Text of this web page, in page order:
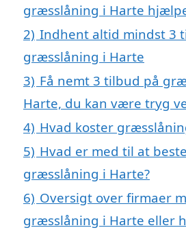
græsslåning i Harte
2) Indhent altid mindst 3
græsslåning i Harte
3) Få nemt 3 tilbud på
Harte, du kan være tryg
4) Hvad koster
5) Hvad er med til at
græsslåning i Harte?
6) Oversigt over firmaer
græsslåning i Harte eller